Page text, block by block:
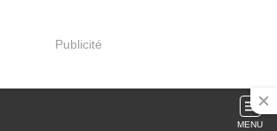
Publicité
MENU